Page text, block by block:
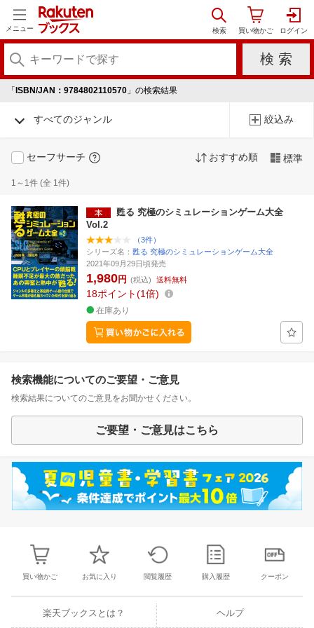
メニュー
「 ISBN/JAN：9784802110570 」の検索結果
すべてのジャンル 絞込み
セーフサーチ おすすめ順 標準
1～1件 (全 1件)
甦る 究極のシミュレーションゲーム大全
Vol.2
（3件）
シリーズ名： 甦る 究極のシミュレーションゲーム大全
2021年09月29日頃発売
1,980円 (税込) 送料無料
18ポイント 1倍
在庫あり
検索機能についてのご要望・ご意見
検索結果についてのご意見をお聞かせください。
ご要望・ご意見はこちら
買い物かご お気に入り 閲覧履歴 購入履歴 クーポン
楽天ブックスとは？ ヘルプ